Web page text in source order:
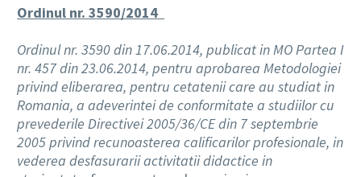
Ordinul nr. 3590/2014
Ordinul nr. 3590 din 17.06.2014, publicat in MO Partea I
nr. 457 din 23.06.2014, pentru aprobarea Metodologiei
privind eliberarea, pentru cetatenii care au studiat in
Romania, a adeverintei de conformitate a studiilor cu
prevederile Directivei 2005/36/CE din 7 septembrie
2005 privind recunoasterea calificarilor profesionale, in
vederea desfasurarii activitatii didactice in